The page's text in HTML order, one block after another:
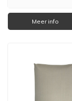
Meer info